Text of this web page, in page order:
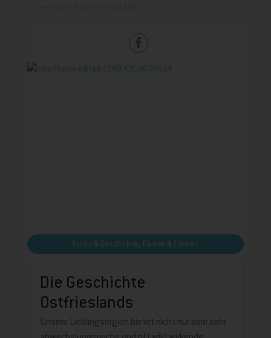
Kultur & Geschichte , Reisen & Erleben
Die Geschichte
Ostfrieslands
Unsere Lieblingsregion bietet nicht nur eine sehr